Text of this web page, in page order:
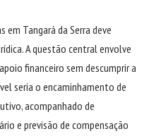
em Tangará da Serra deve
A questão central envolve
financeiro sem descumprir a
seria o encaminhamento de
acompanhado de
e previsão de compensação